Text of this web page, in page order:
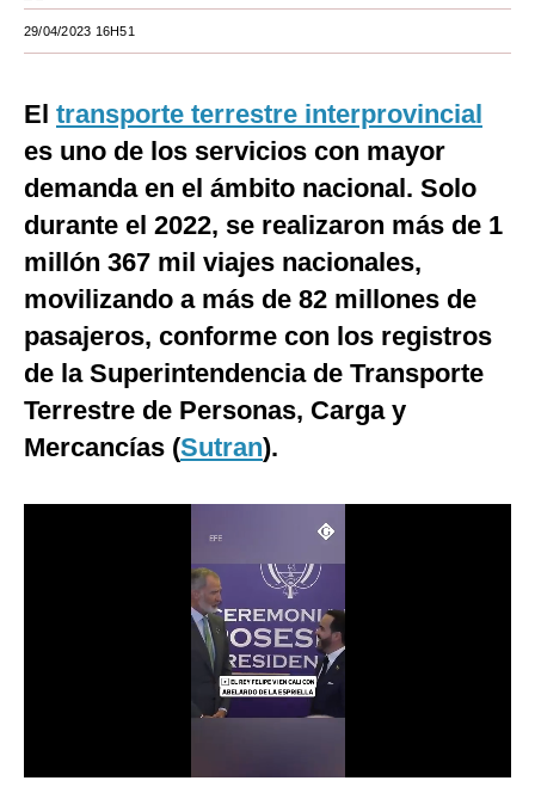
Moda
Mundo
México
España
Tecnología
Club del Suscriptor
Mix
G de Gestión
29/04/2023 16H51
El transporte terrestre interprovincial
es uno de los servicios con mayor
demanda en el ámbito nacional. Solo
durante el 2022, se realizaron más de 1
millón 367 mil viajes nacionales,
movilizando a más de 82 millones de
pasajeros, conforme con los registros
de la Superintendencia de Transporte
Terrestre de Personas, Carga y
Mercancías (Sutran).